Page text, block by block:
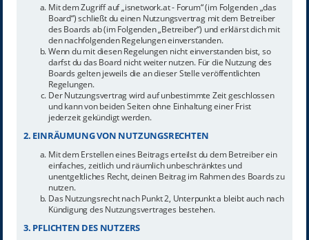
Mit dem Zugriff auf „isnetwork.at - Forum“ (im Folgenden „das
Board“) schließt du einen Nutzungsvertrag mit dem Betreiber
des Boards ab (im Folgenden „Betreiber“) und erklärst dich mit
den nachfolgenden Regelungen einverstanden.
Wenn du mit diesen Regelungen nicht einverstanden bist, so
darfst du das Board nicht weiter nutzen. Für die Nutzung des
Boards gelten jeweils die an dieser Stelle veröffentlichten
Regelungen.
Der Nutzungsvertrag wird auf unbestimmte Zeit geschlossen
und kann von beiden Seiten ohne Einhaltung einer Frist
jederzeit gekündigt werden.
2. EINRÄUMUNG VON NUTZUNGSRECHTEN
Mit dem Erstellen eines Beitrags erteilst du dem Betreiber ein
einfaches, zeitlich und räumlich unbeschränktes und
unentgeltliches Recht, deinen Beitrag im Rahmen des Boards zu
nutzen.
Das Nutzungsrecht nach Punkt 2, Unterpunkt a bleibt auch nach
Kündigung des Nutzungsvertrages bestehen.
3. PFLICHTEN DES NUTZERS